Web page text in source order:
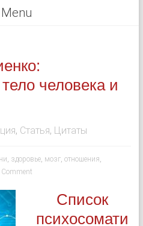
Menu
человека и
, Статья, Цитаты
, здоровье, мозг, отношения,
Comment
Список
психосомати